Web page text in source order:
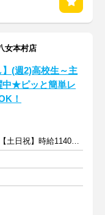
女本村店
】(週2)高校生～主
中★ピッと簡単レ
！
【平日】時給1090円～ 【土日祝】時給1140円～